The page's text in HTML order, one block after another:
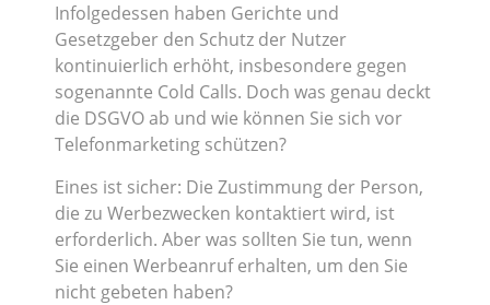
Infolgedessen haben Gerichte und
Gesetzgeber den Schutz der Nutzer
kontinuierlich erhöht, insbesondere gegen
sogenannte Cold Calls. Doch was genau deckt
die DSGVO ab und wie können Sie sich vor
Telefonmarketing schützen?
Eines ist sicher: Die Zustimmung der Person,
die zu Werbezwecken kontaktiert wird, ist
erforderlich. Aber was sollten Sie tun, wenn
Sie einen Werbeanruf erhalten, um den Sie
nicht gebeten haben?